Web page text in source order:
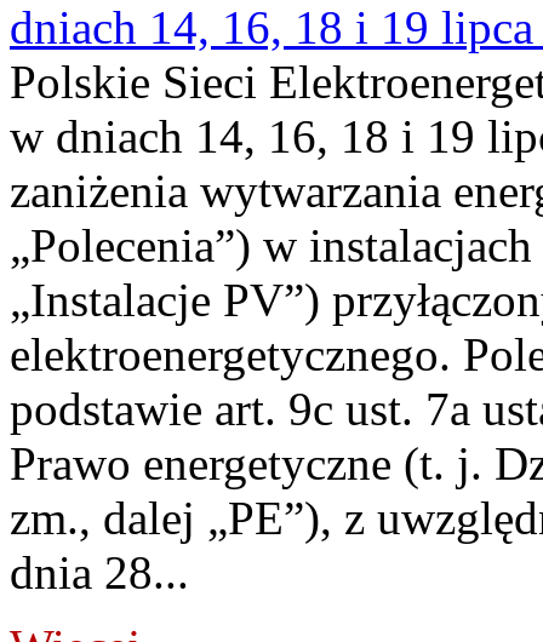
dniach 14, 16, 18 i 19
Polskie Sieci
w dniach 14, 16, 18 i 19
zaniżenia wytwarzania
„Polecenia”) w
„Instalacje PV”)
elektroenergetycznego.
podstawie art. 9c ust. 7a
Prawo energetyczne (t. j.
zm., dalej „PE”), z
dnia 28...